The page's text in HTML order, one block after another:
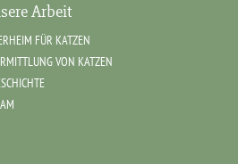
Arbeit
FÜR KATZEN
VON KATZEN